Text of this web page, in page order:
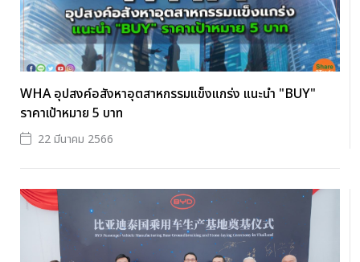
WHA อุปสงค์อสังหาอุตสาหกรรมแข็งแกร่ง แนะนำ "BUY"
ราคาเป้าหมาย 5 บาท
22 มีนาคม 2566